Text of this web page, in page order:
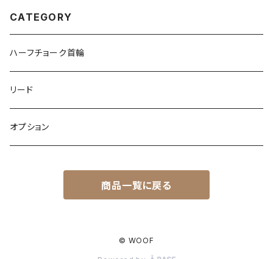
CATEGORY
ハーフチョーク首輪
リード
オプション
商品一覧に戻る
© WOOF